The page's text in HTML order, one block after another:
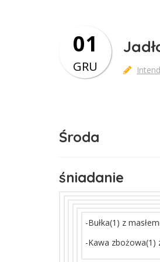
01
GRU
Środa
śniadanie
-Bułka(1) z
-Kawa zbożowa(1)